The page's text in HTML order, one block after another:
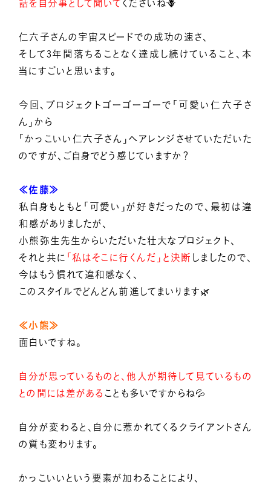
話を自分事として聞いて くださいね🪻
仁六子さんの宇宙スピードでの成功の速さ、
そして3年間落ちることなく達成し続けていること、本
当にすごいと思います。
今回、プロジェクトゴーゴーゴーで「可愛い仁六子さ
ん」から
「かっこいい仁六子さん」へアレンジさせていただいた
のですが、ご自身でどう感じていますか？
≪佐藤≫
私自身もともと「可愛い」が好きだったので、最初は違
和感がありましたが、
小熊弥生先生からいただいた壮大なプロジェクト、
それと共に 「私はそこに行くんだ」と決断 しましたので、
今はもう慣れて違和感なく、
このスタイルでどんどん前進してまいります🌿
≪小熊≫
面白いですね。
自分が思っているものと、他人が期待して見ているもの
との間には差がある ことも多いですからね💦
自分が変わると、自分に惹かれてくるクライアントさん
の質も変わります。
かっこいいという要素が加わることにより、